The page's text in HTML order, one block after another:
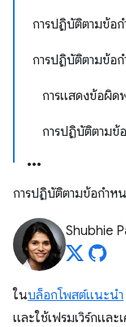
การปฏิบัติตามข้อ
การปฏิบัติตามข้อ
การแสดงข้อผิด
การปฏิบัติตามข้
การปฏิบัติตามข้อกำห
Shubhie
ในบล็อกโพสต์แนะนำ
และใช้เฟรมเวิร์กแล